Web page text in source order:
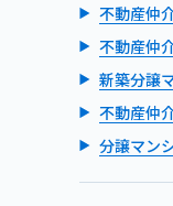
不動産仲
不動産仲
新築分譲
不動産仲
分譲マン